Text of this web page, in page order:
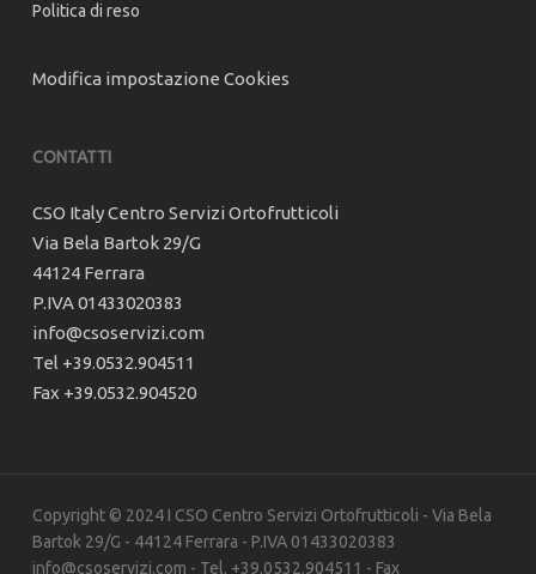
Politica di reso
Modifica impostazione Cookies
CONTATTI
CSO Italy Centro Servizi Ortofrutticoli
Via Bela Bartok 29/G
44124 Ferrara
P.IVA 01433020383
info@csoservizi.com
Tel +39.0532.904511
Fax +39.0532.904520
Copyright © 2024 I CSO Centro Servizi Ortofrutticoli - Via Bela
Bartok 29/G - 44124 Ferrara - P.IVA 01433020383
info@csoservizi.com - Tel. +39.0532.904511 - Fax